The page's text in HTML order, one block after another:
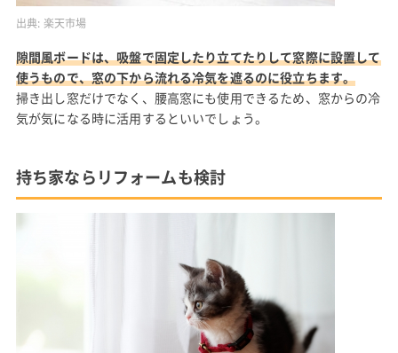
出典: 楽天市場
隙間風ボードは、吸盤で固定したり立てたりして窓際に設置して
使うもので、窓の下から流れる冷気を遮るのに役立ちます。
掃き出し窓だけでなく、腰高窓にも使用できるため、窓からの冷
気が気になる時に活用するといいでしょう。
持ち家ならリフォームも検討